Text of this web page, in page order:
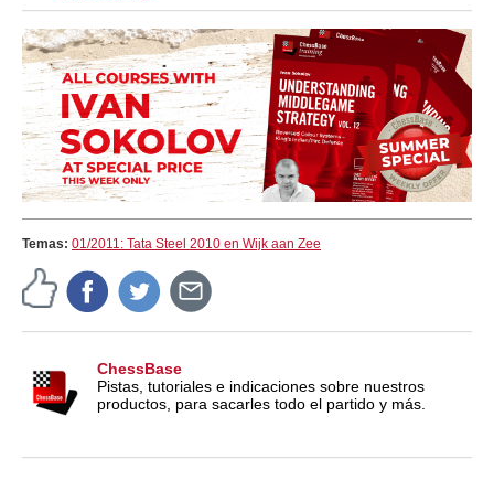
Temas: 01/2011: Tata Steel 2010 en Wijk aan Zee
ChessBase
Pistas, tutoriales e indicaciones sobre nuestros
productos, para sacarles todo el partido y más.